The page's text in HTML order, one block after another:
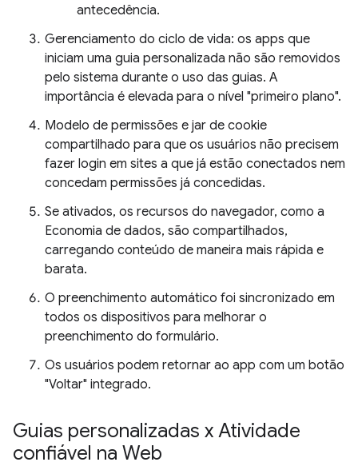
antecedência.
Gerenciamento do ciclo de vida: os apps que
iniciam uma guia personalizada não são removidos
pelo sistema durante o uso das guias. A
importância é elevada para o nível "primeiro plano".
Modelo de permissões e jar de cookie
compartilhado para que os usuários não precisem
fazer login em sites a que já estão conectados nem
concedam permissões já concedidas.
Se ativados, os recursos do navegador, como a
Economia de dados, são compartilhados,
carregando conteúdo de maneira mais rápida e
barata.
O preenchimento automático foi sincronizado em
todos os dispositivos para melhorar o
preenchimento do formulário.
Os usuários podem retornar ao app com um botão
"Voltar" integrado.
Guias personalizadas x Atividade
confiável na Web